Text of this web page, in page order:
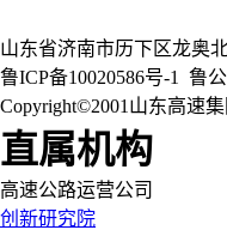
山东省济南市历下区龙奥
鲁ICP备10020586号-1
鲁
Copyright©2001山东高速
直属机构
高速公路运营公司
创新研究院